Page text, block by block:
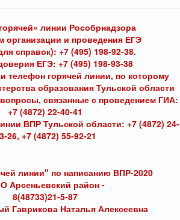
линии Рособрнадзора
организации и проведения ЕГЭ
справок): +7 (495) 198-92-38.
ЕГЭ: +7 (495) 198-93-38
телефон горячей линии, по которому
образования Тульской области
связанные с проведением ГИА:
+7 (4872) 22-40-41
ВПР Тульской области: +7 (4872) 24-
26, +7 (4872) 55-92-21
линии" по написанию ВПР-2020
Арсеньевский район -
8(48733)21-5-87
Гаврикова Наталья Алексеевна